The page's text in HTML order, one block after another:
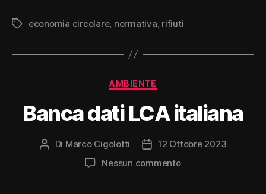
Tag economia circolare, normativa, rifiuti
Categorie
AMBIENTE
Banca dati LCA italiana
Autore
Di Marco Cigolotti
Data
dell'articolo
12 Ottobre 2023
Nessun commentosu